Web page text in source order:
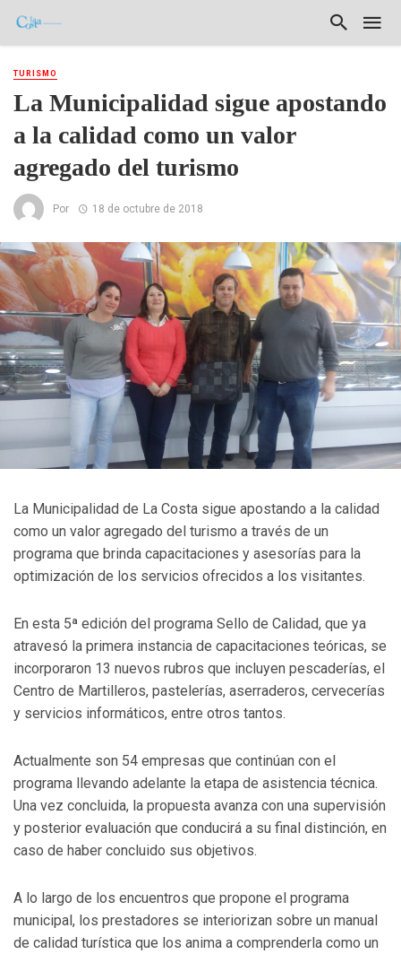
TURISMO
La Municipalidad sigue apostando
a la calidad como un valor
agregado del turismo
Por 18 de octubre de 2018
La Municipalidad de La Costa sigue apostando a la calidad
como un valor agregado del turismo a través de un
programa que brinda capacitaciones y asesorías para la
optimización de los servicios ofrecidos a los visitantes.
En esta 5ª edición del programa Sello de Calidad, que ya
atravesó la primera instancia de capacitaciones teóricas, se
incorporaron 13 nuevos rubros que incluyen pescaderías, el
Centro de Martilleros, pastelerías, aserraderos, cervecerías
y servicios informáticos, entre otros tantos.
Actualmente son 54 empresas que continúan con el
programa llevando adelante la etapa de asistencia técnica.
Una vez concluida, la propuesta avanza con una supervisión
y posterior evaluación que conducirá a su final distinción, en
caso de haber concluido sus objetivos.
A lo largo de los encuentros que propone el programa
municipal, los prestadores se interiorizan sobre un manual
de calidad turística que los anima a comprenderla como un